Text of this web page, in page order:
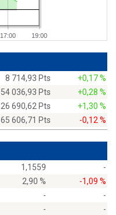
17:00 19:00
8 714,93 Pts
+0,17 %
54 036,93 Pts
+0,28 %
26 690,62 Pts
+1,30 %
65 606,71 Pts -0,12 %
1,1559
-
2,90 %
-1,09 %
-
-
-
-